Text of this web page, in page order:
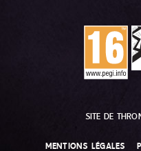
SITE DE
MENTIONS LÉGALES